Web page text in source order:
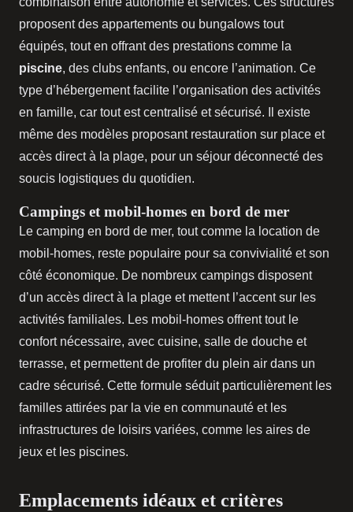
proposent des appartements ou bungalows tout
équipés, tout en offrant des prestations comme la
piscine, des clubs enfants, ou encore l’animation. Ce
type d’hébergement facilite l’organisation des activités
en famille, car tout est centralisé et sécurisé. Il existe
même des modèles proposant restauration sur place et
accès direct à la plage, pour un séjour déconnecté des
soucis logistiques du quotidien.
Campings et mobil-homes en bord de mer
Le camping en bord de mer, tout comme la location de
mobil-homes, reste populaire pour sa convivialité et son
côté économique. De nombreux campings disposent
d’un accès direct à la plage et mettent l’accent sur les
activités familiales. Les mobil-homes offrent tout le
confort nécessaire, avec cuisine, salle de douche et
terrasse, et permettent de profiter du plein air dans un
cadre sécurisé. Cette formule séduit particulièrement les
familles attirées par la vie en communauté et les
infrastructures de loisirs variées, comme les aires de
jeux et les piscines.
Emplacements idéaux et critères